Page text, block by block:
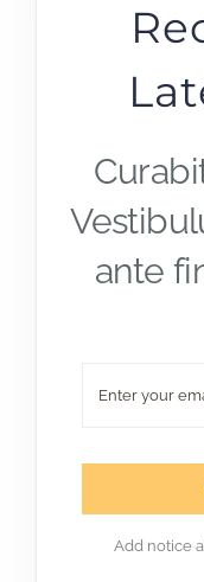
ante
Add notice